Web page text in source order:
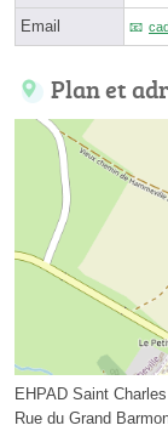
Email
Plan et
EHPAD Saint Charles
Rue du Grand